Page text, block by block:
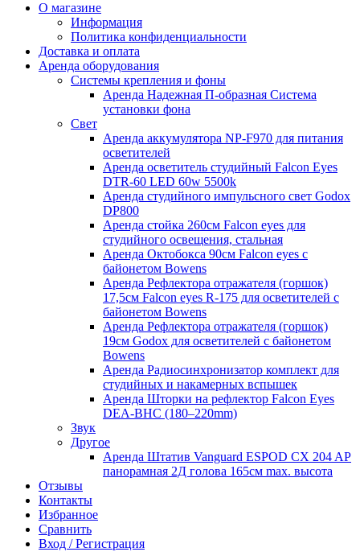
О магазине
Информация
Политика конфиденциальности
Доставка и оплата
Аренда оборудования
Системы крепления и фоны
Аренда Надежная П-образная Система
установки фона
Свет
Аренда аккумулятора NP-F970 для питания
осветителей
Аренда осветитель студийный Falcon Eyes
DTR-60 LED 60w 5500k
Аренда студийного импульсного свет Godox
DP800
Аренда стойка 260см Falcon eyes для
студийного освещения, стальная
Аренда Октобокса 90см Falcon eyes с
байонетом Bowens
Аренда Рефлектора отражателя (горшок)
17,5см Falcon eyes R-175 для осветителей с
байонетом Bowens
Аренда Рефлектора отражателя (горшок)
19см Godox для осветителей с байонетом
Bowens
Аренда Радиосинхронизатор комплект для
студийных и накамерных вспышек
Аренда Шторки на рефлектор Falcon Eyes
DEA-BHC (180–220mm)
Звук
Другое
Аренда Штатив Vanguard ESPOD CX 204 AP
панорамная 2Д голова 165см max. высота
Отзывы
Контакты
Избранное
Сравнить
Вход / Регистрация